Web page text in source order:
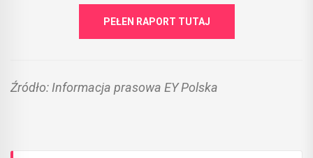
PEŁEN RAPORT TUTAJ
Źródło: Informacja prasowa EY Polska